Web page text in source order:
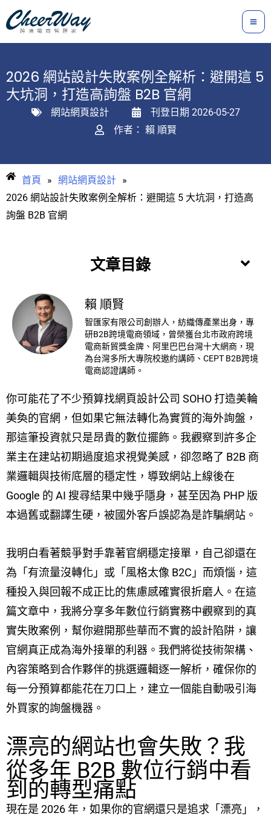
至
主
內
容
2026 網站設計失敗案例全解析：避開這 5
大坑洞，打造高詢盤 B2B 官網
網站網頁設計 刊登日期 2026-05-27
作者： 賴 順賢
首頁 » 網站網頁設計 »
2026 網站設計失敗案例全解析：避開這 5 大坑洞，打造高
詢盤 B2B 官網
文章目錄
賴 順賢
智匯家有限公司創辦人，紡織傳產業出身，專
研B2B跨境電商領域，曾榮獲台北市政府跨境
電商新貿獎金牌、阿里巴巴台灣十大網商，現
為台灣多所大專院校邀約講師、CEPT B2B跨境
電商認證講師。
你可能花了不少預算找網頁設計公司 SOHO 打造美輪
美奐的官網，但如果它無法轉化為實質的海外詢盤，
那這筆投資就只是昂貴的數位擺飾。我觀察到許多企
業主在建站初期過度追求視覺美感，卻忽略了 B2B 商
業邏輯與技術底層的穩定性，導致網站上線後在
Google 的 AI 搜尋結果中幾乎隱身，甚至因為 PHP 版
本過舊或翻譯生硬，被國外客戶誤認為是詐騙網站。
我明白看著競爭對手靠著官網穩定接單，自己卻還在
為「有流量沒轉化」或「風格太像 B2C」而煩惱，這
種投入與回報不成正比的焦慮感確實很折磨人。在這
篇文章中，我將分享多年數位行銷實務中觀察到的真
實失敗案例，幫你避開那些華而不實的設計陷阱，讓
官網真正成為海外接單的利器。我們將從技術架構、
內容策略到合作夥伴的挑選邏輯逐一解析，確保你的
每一分預算都能花在刀口上，建立一個能自動吸引海
外買家的詢盤機器。
漂亮的網站也會失敗？我
從多年 B2B 數位行銷中看
到的轉型痛點
現在是 2026 年，如果你的官網還只是追求「漂亮」，